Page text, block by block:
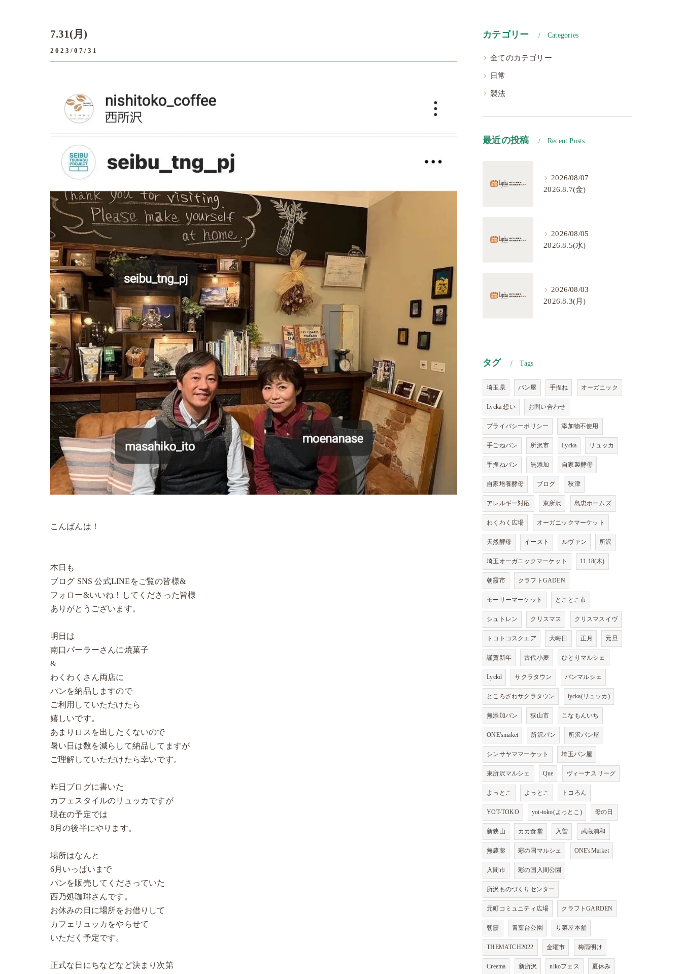
7.31(月)
2023/07/31
こんばんは！
本日も
ブログ SNS 公式LINEをご覧の皆様&
フォロー&いいね！してくださった皆様
ありがとうございます。
明日は
南口パーラーさんに焼菓子
&
わくわくさん両店に
パンを納品しますので
ご利用していただけたら
嬉しいです。
あまりロスを出したくないので
暑い日は数を減らして納品してますが
ご理解していただけたら幸いです。
昨日ブログに書いた
カフェスタイルのリュッカですが
現在の予定では
8月の後半にやります。
場所はなんと
6月いっぱいまで
パンを販売してくださっていた
西乃処珈琲さんです。
お休みの日に場所をお借りして
カフェリュッカをやらせて
いただく予定です。
正式な日にちなどなど決まり次第
カテゴリー Categories
全てのカテゴリー
日常
製法
最近の投稿 Recent Posts
2026/08/07
2026.8.7(金)
2026/08/05
2026.8.5(水)
2026/08/03
2026.8.3(月)
タグ Tags
埼玉県 パン屋 手捏ね オーガニック
Lycka 想い お問い合わせ
プライバシーポリシー 添加物不使用
手ごねパン 所沢市 Lycka リュッカ
手捏ねパン 無添加 自家製酵母
自家培養酵母 ブログ 秋津
アレルギー対応 東所沢 島忠ホームズ
わくわく広場 オーガニックマーケット
天然酵母 イースト ルヴァン 所沢
埼玉オーガニックマーケット 11.18(木)
朝霞市 クラフトGADEN
モーリーマーケット とことこ市
シュトレン クリスマス クリスマスイヴ
トコトコスクエア 大晦日 正月 元旦
謹賀新年 古代小麦 ひとりマルシェ
Lyckd サクラタウン パンマルシェ
ところざわサクラタウン lycka(リュッカ)
無添加パン 狭山市 こなもんいち
ONE'smaket 所沢パン 所沢パン屋
シンサヤママーケット 埼玉パン屋
東所沢マルシェ Que ヴィーナスリーグ
よっとこ よっとこ トコろん
YOT-TOKO yot-toko(よっとこ) 母の日
新狭山 カカ食堂 入曽 武蔵浦和
無農薬 彩の国マルシェ ONE'sMarket
入間市 彩の国入間公園
所沢ものづくりセンター
元町コミュニティ広場 クラフトGARDEN
朝霞 青葉台公園 り菜屋本舗
THEMATCH2022 金曜市 梅雨明け
Creema 新所沢 nikoフェス 夏休み